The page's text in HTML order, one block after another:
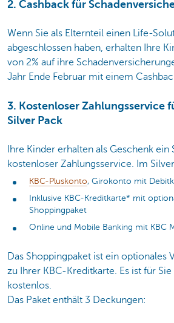
2. Cashback für
Wenn Sie als Elternteil einen Life-
abgeschlossen haben, erhalten Ihre
von 2% auf ihre
Jahr Ende Februar mit einem
3. Kostenloser Zahlungsservice
Silver Pack
Ihre Kinder erhalten als Geschenk ein
kostenloser Zahlungsservice. Im
KBC-Pluskonto, Girokonto mit
Inklusive KBC-Kreditkarte* mit
Shoppingpaket
Online und Mobile Banking mit KBC
Das Shoppingpaket ist ein optionales
zu Ihrer KBC-Kreditkarte. Es ist für
kostenlos.
Das Paket enthält 3 Deckungen: